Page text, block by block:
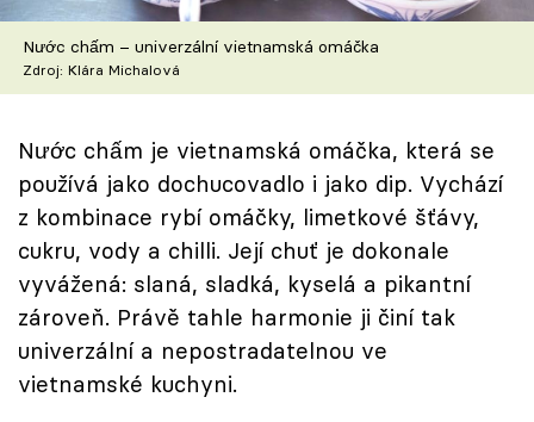
Speciál: Cuketa
Těhotnej kuchař
Sledujte prima+
Přihlášení
Sledujte nás
Nước chấm – univerzální vietnamská omáčka
Zdroj: Klára Michalová
Nước chấm je vietnamská omáčka, která se
používá jako dochucovadlo i jako dip. Vychází
z kombinace rybí omáčky, limetkové šťávy,
cukru, vody a chilli. Její chuť je dokonale
vyvážená: slaná, sladká, kyselá a pikantní
zároveň. Právě tahle harmonie ji činí tak
univerzální a nepostradatelnou ve
vietnamské kuchyni.